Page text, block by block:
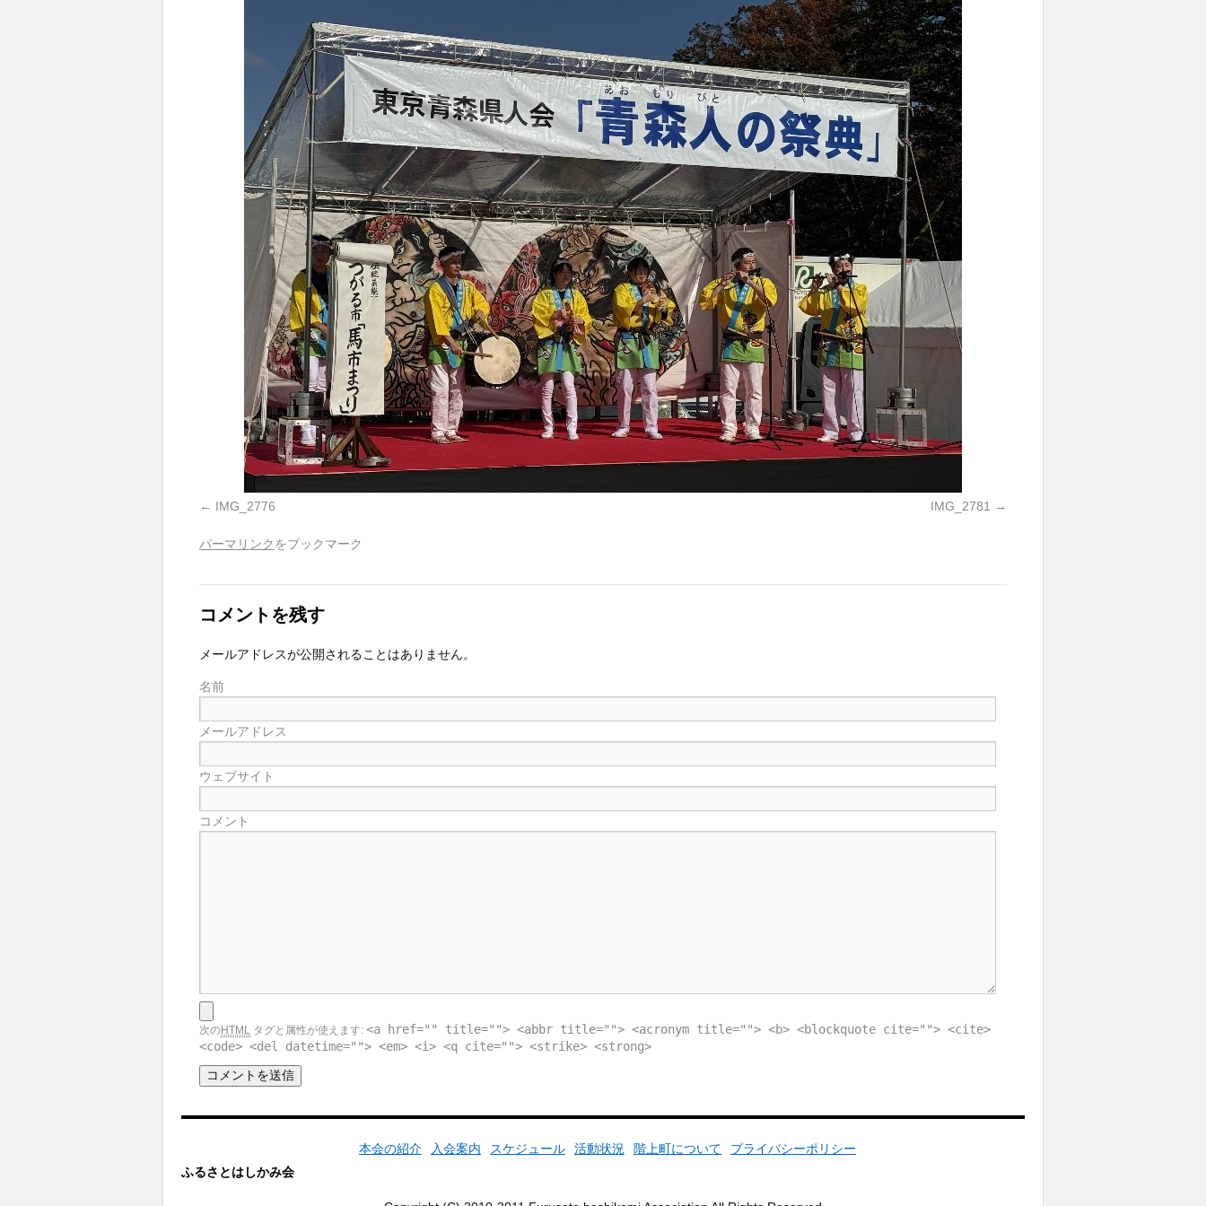
IMG_2776 IMG_2781
パーマリンク をブックマーク
コメントを残す
メールアドレスが公開されることはありません。
名前
メールアドレス
ウェブサイト
コメント
次のHTML タグと属性が使えます: <a href="" title=""> <abbr title=""> <acronym title=""> <b> <blockquote cite=""> <cite>
<code> <del datetime=""> <em> <i> <q cite=""> <strike> <strong>
本会の紹介 入会案内 スケジュール 活動状況 階上町について
プライバシーポリシー
ふるさとはしかみ会